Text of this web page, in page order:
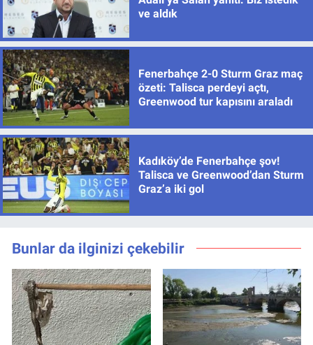
ve aldık
Fenerbahçe 2-0 Sturm Graz maç
özeti: Talisca perdeyi açtı,
Greenwood tur kapısını araladı
Kadıköy’de Fenerbahçe şov!
Talisca ve Greenwood’dan Sturm
Graz’a iki gol
Bunlar da ilginizi çekebilir